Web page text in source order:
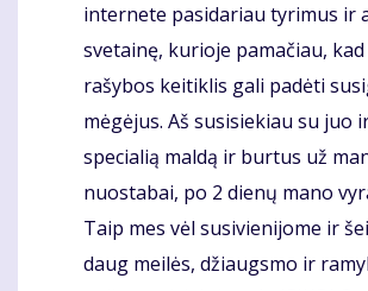
internete pasidariau tyrimus ir
svetainę, kurioje pamačiau, kad
rašybos keitiklis gali padėti
mėgėjus. Aš susisiekiau su juo
specialią maldą ir burtus už
nuostabai, po 2 dienų mano
Taip mes vėl susivienijome ir
daug meilės, džiaugsmo ir